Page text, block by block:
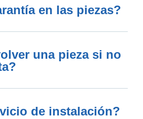
en las piezas?
una pieza si no
de instalación?